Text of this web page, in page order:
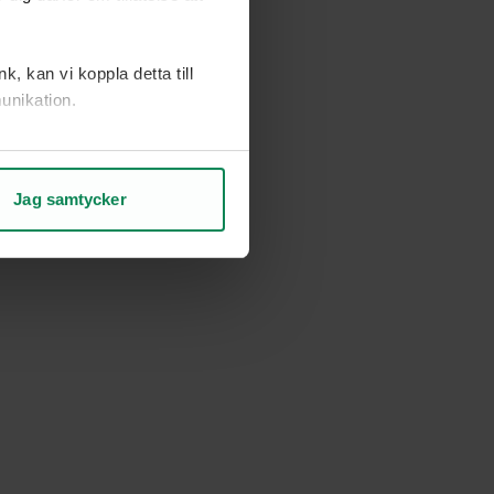
kan vi koppla detta till
vad som kan förbättras.
sida.
Jag samtycker